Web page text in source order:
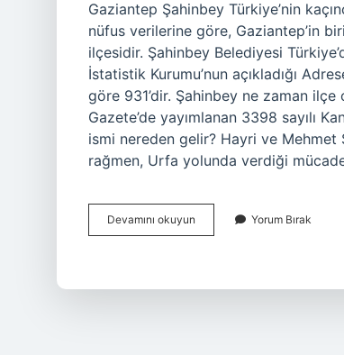
Gaziantep Şahinbey Türkiye’nin
nüfus verilerine göre, Gaziantep’in
ilçesidir. Şahinbey Belediyesi
İstatistik Kurumu’nun açıkladığı
göre 931’dir. Şahinbey ne zaman
Gazete’de yayımlanan 3398 sayılı
ismi nereden gelir? Hayri ve Mehmet
rağmen, Urfa yolunda verdiği
Devamını okuyun Şahinbey
Ilçesi
Yorum Bırak